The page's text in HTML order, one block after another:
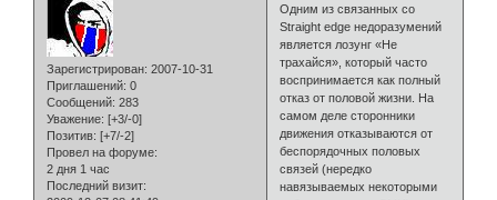
Зарегистрирован: 2007-10-31
Приглашений: 0
Сообщений: 283
Уважение: [+3/-0]
Позитив: [+7/-2]
Провел на форуме:
2 дня 1 час
Последний визит:
Одним из связанных со
Straight edge недоразумений
является лозунг «Не
трахайся», который часто
воспринимается как полный
отказ от половой жизни. На
самом деле сторонники
движения отказываются от
беспорядочных половых
связей (нередко
навязываемых некоторыми